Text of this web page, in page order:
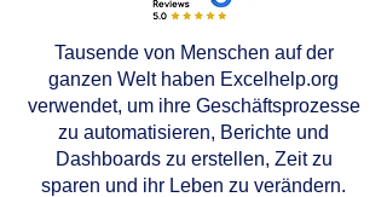
Tausende von Menschen auf der
ganzen Welt haben Excelhelp.org
verwendet, um ihre Geschäftsprozesse
zu automatisieren, Berichte und
Dashboards zu erstellen, Zeit zu
sparen und ihr Leben zu verändern.